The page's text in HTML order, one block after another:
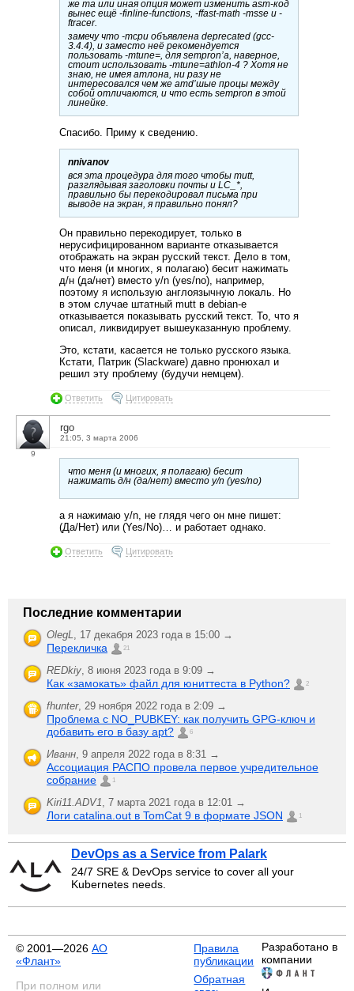
же та или иная опция может изменить asm-код
вынес ещё -finline-functions, -ffast-math -msse и -
ftracer.
замечу что -mcpu объявлена deprecated (gcc-
3.4.4), и заместо неё рекомендуется
пользовать -mtune=, для sempron’а, наверное,
стоит использовать -mtune=athlon-4 ? Хотя не
знаю, не имея атлона, ни разу не
интересовался чем же amd’шые процы между
собой отличаются, и что есть sempron в этой
линейке.
Спасибо. Приму к сведению.
nnivanov
вся эта процедура для того чтобы mutt,
разглядывая заголовки почты и LC_*,
правильно бы перекодировал письма при
выводе на экран, я правильно понял?
Он правильно перекодирует, только в
нерусифицированном варианте отказывается
отображать на экран русский текст. Дело в том,
что меня (и многих, я полагаю) бесит нажимать
д/н (да/нет) вместо y/n (yes/no), например,
поэтому я использую англоязычную локаль. Но
в этом случае штатный mutt в debian-е
отказывается показывать русский текст. То, что я
описал, ликвидирует вышеуказанную проблему.
Это, кстати, касается не только русского языка.
Кстати, Патрик (Slackware) давно пронюхал и
решил эту проблему (будучи немцем).
Ответить Цитировать
9
rgo
21:05, 3 марта 2006
что меня (и многих, я полагаю) бесит
нажимать д/н (да/нет) вместо y/n (yes/no)
а я нажимаю y/n, не глядя чего он мне пишет:
(Да/Нет) или (Yes/No)… и работает однако.
Ответить Цитировать
Последние комментарии
OlegL 17 декабря 2023 года в 15:00 →
Перекличка 21
REDkiy 8 июня 2023 года в 9:09 →
Как «замокать» файл для юниттеста в Python? 2
fhunter, 29 ноября 2022 года в 2:09 →
Проблема с NO_PUBKEY: как получить GPG-ключ и
добавить его в базу apt?
6
Иванн 9 апреля 2022 года в 8:31 →
Ассоциация РАСПО провела первое учредительное
собрание
1
Kiri11.ADV1 7 марта 2021 года в 12:01 →
Логи catalina.out в TomCat 9 в формате JSON 1
DevOps as a Service from Palark
24/7 SRE & DevOps service to cover all your
Kubernetes needs.
© 2001—2026 АО
«Флант»
При полном или
Правила
публикации
Обратная
Разработано в
компании